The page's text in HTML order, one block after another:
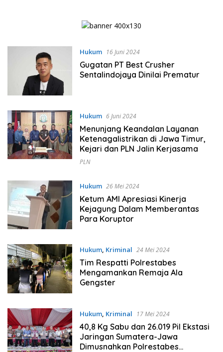
Hukum 16 Juni 2024
Gugatan PT Best Crusher
Sentalindojaya Dinilai Prematur
Hukum 6 Juni 2024
Menunjang Keandalan Layanan
Ketenagalistrikan di Jawa Timur,
Kejari dan PLN Jalin Kerjasama
PLN
Hukum 26 Mei 2024
Ketum AMI Apresiasi Kinerja
Kejagung Dalam Memberantas
Para Koruptor
Hukum, Kriminal 24 Mei 2024
Tim Respatti Polrestabes
Mengamankan Remaja Ala
Gengster
Hukum, Kriminal 17 Mei 2024
40,8 Kg Sabu dan 26.019 Pil Ekstasi
Jaringan Sumatera-Jawa
Dimusnahkan Polrestabes